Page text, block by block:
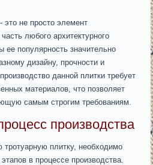
это не просто элемент
любого архитектурного
популярность значительно
дизайну, прочности и
данной плитки требует
материалов, что позволяет
самым строгим требованиям.
производства
тротуарную плитку, необходимо
в процессе производства.